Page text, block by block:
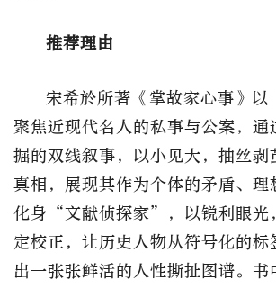
推荐理由
宋希於所著《掌故家心事》
聚焦近现代名人的私事与公案，通
掘的双线叙事，以小见大，抽丝剥
真相，展现其作为个体的矛盾、理
化身“文献侦探家”，以锐利眼光
定校正，让历史人物从符号化的标
出一张张鲜活的人性撕扯图谱。书